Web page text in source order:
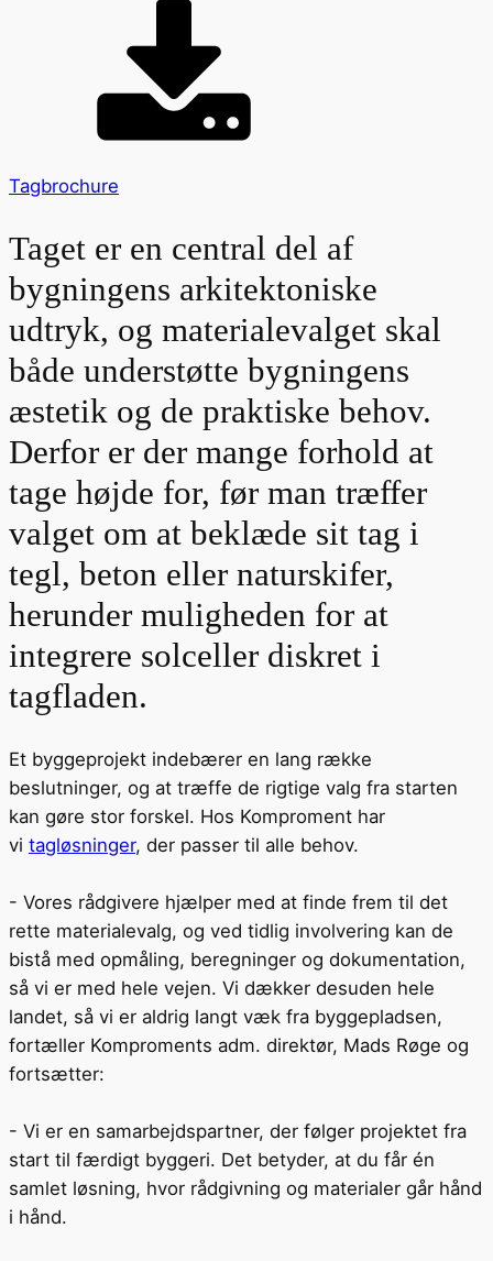
Tagbrochure
Taget er en central del af
bygningens arkitektoniske
udtryk, og materialevalget skal
både understøtte bygningens
æstetik og de praktiske behov.
Derfor er der mange forhold at
tage højde for, før man træffer
valget om at beklæde sit tag i
tegl, beton eller naturskifer,
herunder muligheden for at
integrere solceller diskret i
tagfladen.
Et byggeprojekt indebærer en lang række
beslutninger, og at træffe de rigtige valg fra starten
kan gøre stor forskel. Hos Komproment har
vi tagløsninger, der passer til alle behov.
- Vores rådgivere hjælper med at finde frem til det
rette materialevalg, og ved tidlig involvering kan de
bistå med opmåling, beregninger og dokumentation,
så vi er med hele vejen. Vi dækker desuden hele
landet, så vi er aldrig langt væk fra byggepladsen,
fortæller Komproments adm. direktør, Mads Røge og
fortsætter:
- Vi er en samarbejdspartner, der følger projektet fra
start til færdigt byggeri. Det betyder, at du får én
samlet løsning, hvor rådgivning og materialer går hånd
i hånd.